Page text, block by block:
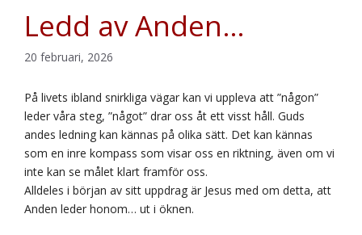
Ledd av Anden…
20 februari, 2026
På livets ibland snirkliga vägar kan vi uppleva att ”någon”
leder våra steg, ”något” drar oss åt ett visst håll. Guds
andes ledning kan kännas på olika sätt. Det kan kännas
som en inre kompass som visar oss en riktning, även om vi
inte kan se målet klart framför oss.
Alldeles i början av sitt uppdrag är Jesus med om detta, att
Anden leder honom… ut i öknen.